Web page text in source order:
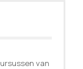
van